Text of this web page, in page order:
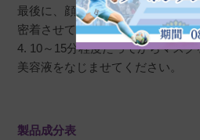
最後に、顔全体を手のひら全体で
密着させてください。
4. 10～15分程度たってからマス
美容液をなじませてください。
製品成分表